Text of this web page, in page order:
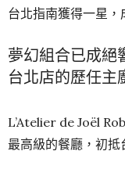
台北指南獲得一星，
夢幻組合已成絕
台北店的歷任主
L’Atelier de Joël
最高級的餐廳，初抵